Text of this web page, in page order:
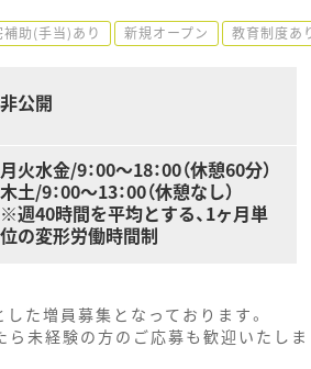
補助(手当)あり 新規オープン 教育制度あ
非公開
月火水金/9：00～18：00（休憩60分）
木土/9：00～13：00（休憩なし）
※週40時間を平均とする、1ヶ月単
位の変形労働時間制
た増員募集となっております。
未経験の方のご応募も歓迎いたしま